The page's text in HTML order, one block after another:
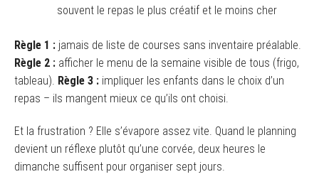
souvent le repas le plus créatif et le moins cher
Règle 1 : jamais de liste de courses sans inventaire préalable.
Règle 2 : afficher le menu de la semaine visible de tous (frigo,
tableau). Règle 3 : impliquer les enfants dans le choix d’un
repas – ils mangent mieux ce qu’ils ont choisi.
Et la frustration ? Elle s’évapore assez vite. Quand le planning
devient un réflexe plutôt qu’une corvée, deux heures le
dimanche suffisent pour organiser sept jours.